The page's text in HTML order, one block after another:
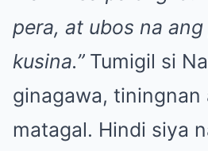
pera, at ubos na
kusina.”Tumigil si
ginagawa, tiningnan
matagal. Hindi siya